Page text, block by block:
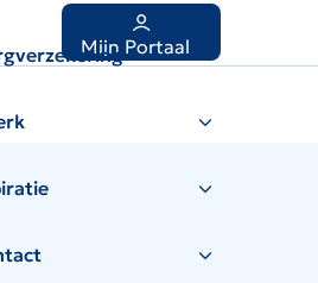
Mijn Portaal